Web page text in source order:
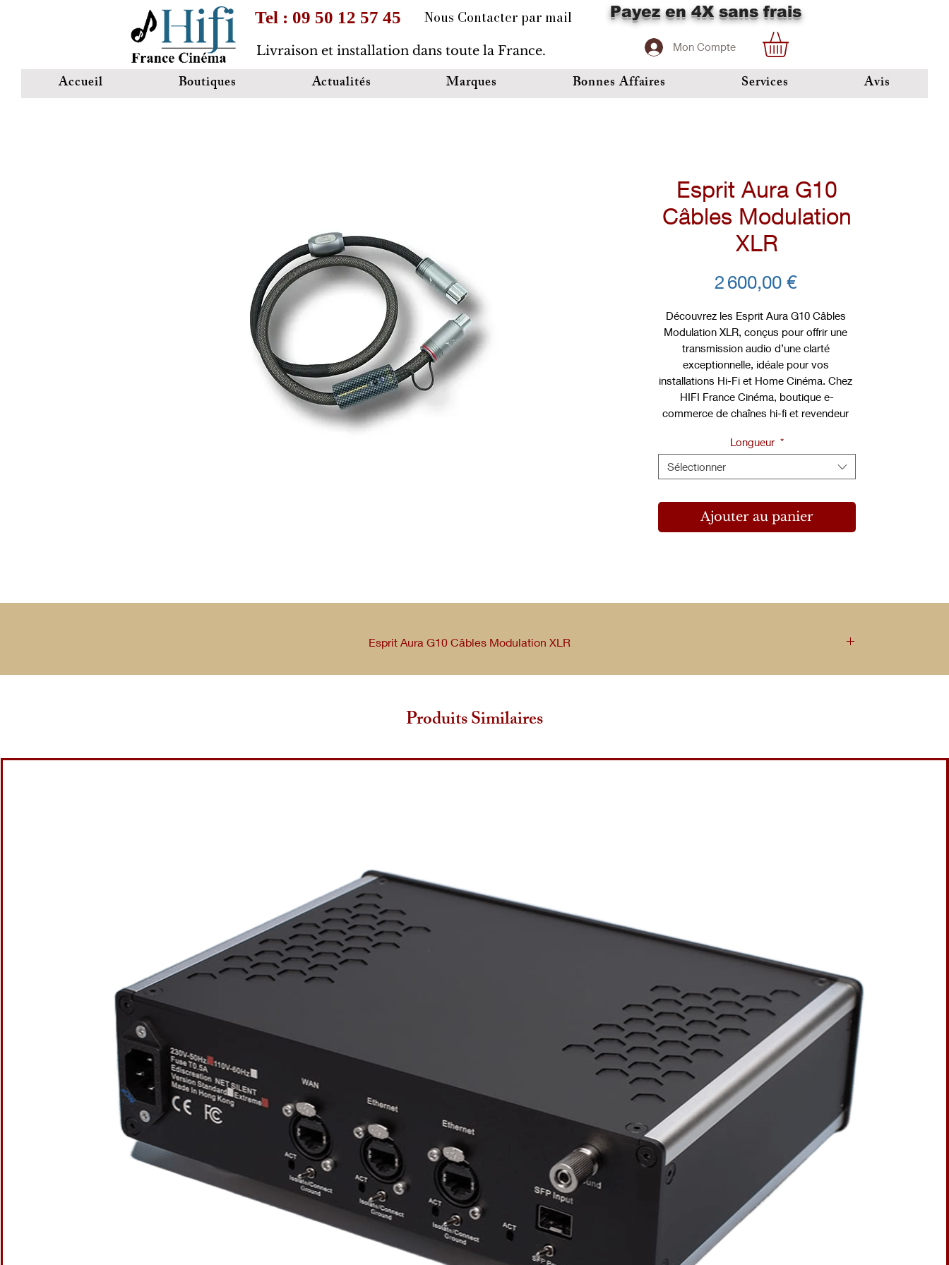
Tel : 09 50 12 57 45 Nous Contacter par mail
Livraison et installation dans toute la France.
Payez en 4X sans frais
Mon Compte
Accueil Boutiques Actualités Marques Bonnes Affaires Services Avis
Esprit Aura G10
Câbles Modulation
XLR
2 600,00 €Prix
Découvrez les Esprit Aura G10 Câbles
Modulation XLR, conçus pour offrir une
transmission audio d’une clarté
exceptionnelle, idéale pour vos
installations Hi-Fi et Home Cinéma. Chez
HIFI France Cinéma, boutique e-
commerce de chaînes hi-fi et revendeur
proposons ces câbles haute performance
qui garantissent une restitution sonore
précise et dynamique. Profitez de notre
où conseils personnalisés et qualité
d’écoute sont au cœur de notre
Longueur *
Sélectionner
Ajouter au panier
Esprit Aura G10 Câbles Modulation XLR
Produits Similaires